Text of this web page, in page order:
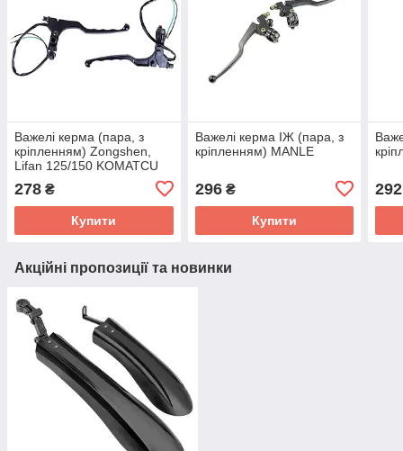
Важелі керма (пара, з
кріпленням) Zongshen,
Lifan 125/150 KOMATCU
278 ₴
Купити
Важелі керма ІЖ (пара, з
кріпленням) MANLE
296₴
Купити
292
Акційні пропозиції та новинки